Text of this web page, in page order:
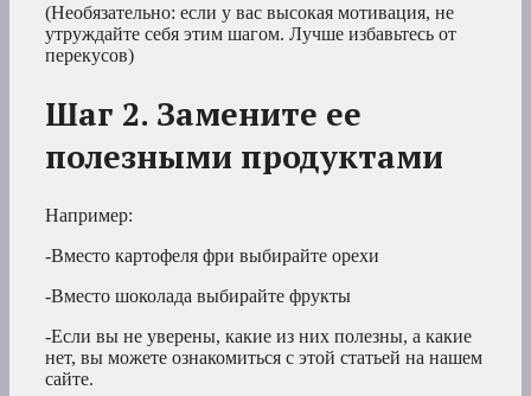
(Необязательно: если у вас высокая мотивация, не
утруждайте себя этим шагом. Лучше избавьтесь от
перекусов)
Шаг 2. Замените ее
полезными продуктами
Например:
-Вместо картофеля фри выбирайте орехи
-Вместо шоколада выбирайте фрукты
-Если вы не уверены, какие из них полезны, а какие
нет, вы можете ознакомиться с этой статьей на нашем
сайте.